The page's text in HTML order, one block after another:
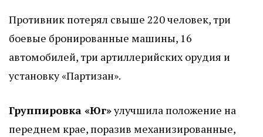
Противник потерял свыше 220 человек, три
боевые бронированные машины, 16
автомобилей, три артиллерийских орудия и
установку «Партизан».
Группировка «Юг»улучшила положение на
переднем крае, поразив механизированные,